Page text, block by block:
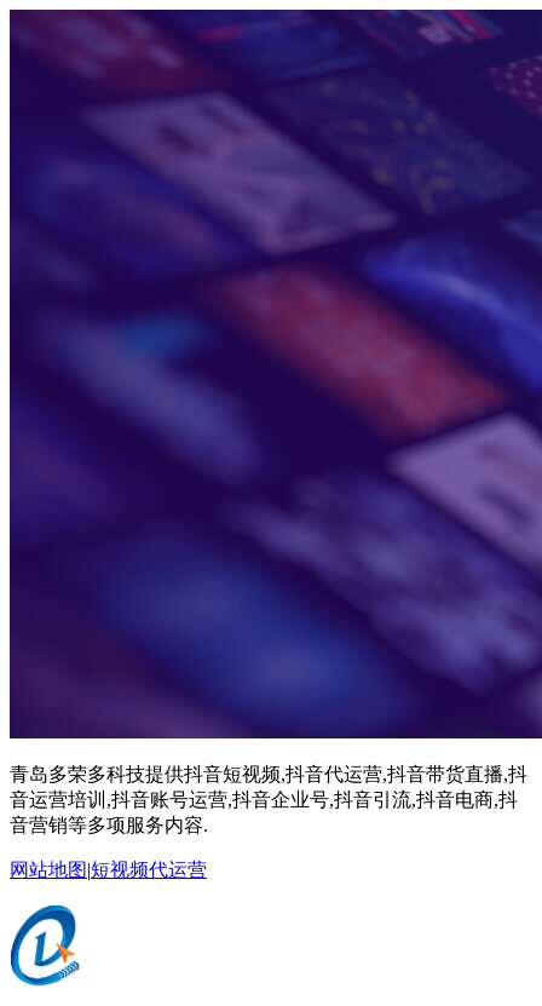
青岛多荣多科技提供抖音短视频,抖音代运营,抖音带货直播,抖
音运营培训,抖音账号运营,抖音企业号,抖音引流,抖音电商,抖
音营销等多项服务内容.
网站地图|短视频代运营